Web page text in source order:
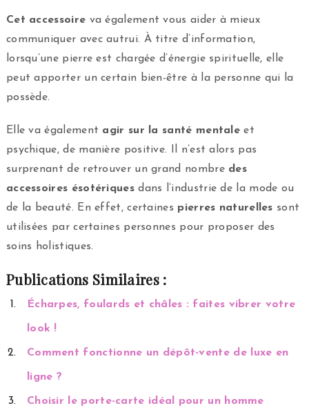
Cet accessoire va également vous aider à mieux
communiquer avec autrui. À titre d’information,
lorsqu’une pierre est chargée d’énergie spirituelle, elle
peut apporter un certain bien-être à la personne qui la
possède.
Elle va également agir sur la santé mentale et
psychique, de manière positive. Il n’est alors pas
surprenant de retrouver un grand nombre des
accessoires ésotériquesdans l’industrie de la mode ou
de la beauté. En effet, certaines pierres naturelles sont
utilisées par certaines personnes pour proposer des
soins holistiques.
Publications Similaires :
Écharpes, foulards et châles : faites vibrer votre
look !
Comment fonctionne un dépôt-vente de luxe en
ligne ?
Choisir le porte-carte idéal pour un homme